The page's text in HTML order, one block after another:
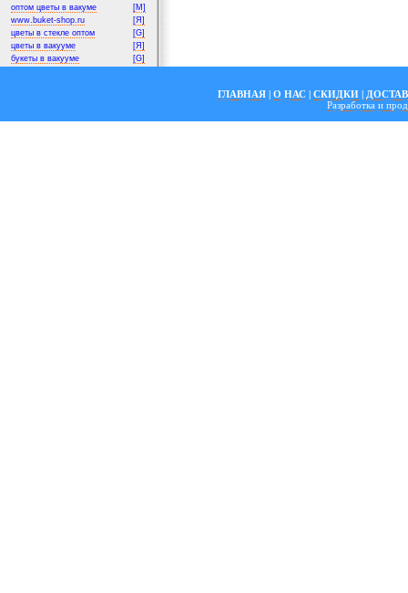
оптом цветы в вакуме
[M]
www.buket-shop.ru
[Я]
цветы в стекле оптом
[G]
цветы в вакууме
[Я]
букеты в вакууме
[G]
ГЛАВНАЯ | О НАС | СКИДКИ |
Разработка и